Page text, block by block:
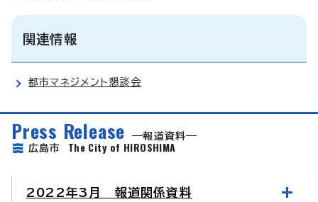
関連情報
都市マネジメント懇談会
Press Release
報道資料
広島市 The City of HIROSHIMA
2022年3月 報道関係資料